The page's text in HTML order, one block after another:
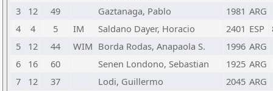
3
12 49 Gaztanaga, Pablo 1981 ARG
4
4 5 IM Saldano Dayer, Horacio 2401 ESP
5
12 44 WIM Borda Rodas, Anapaola S. 1996 ARG
6
16 60 Senen Londono, Sebastian 1925 ARG
7
12 37 Lodi, Guillermo 2045 ARG